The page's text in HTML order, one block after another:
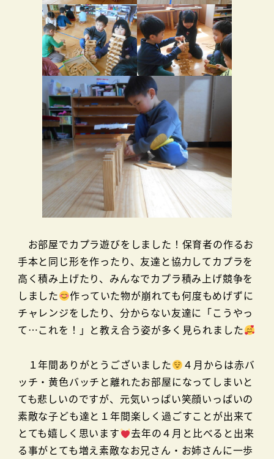
お部屋でカプラ遊びをしました！保育者の作るお
手本と同じ形を作ったり、友達と協力してカプラを
高く積み上げたり、みんなでカプラ積み上げ競争を
しました
作っていた物が崩れても何度もめげずに
チャレンジをしたり、分からない友達に「こうやっ
て…これを！」と教え合う姿が多く見られました
１年間ありがとうございました
４月からは赤バ
ッチ・黄色バッチと離れたお部屋になってしまいと
ても悲しいのですが、元気いっぱい笑顔いっぱいの
素敵な子ども達と１年間楽しく過ごすことが出来て
とても嬉しく思います
去年の４月と比べると出来
る事がとても増え素敵なお兄さん・お姉さんに一歩